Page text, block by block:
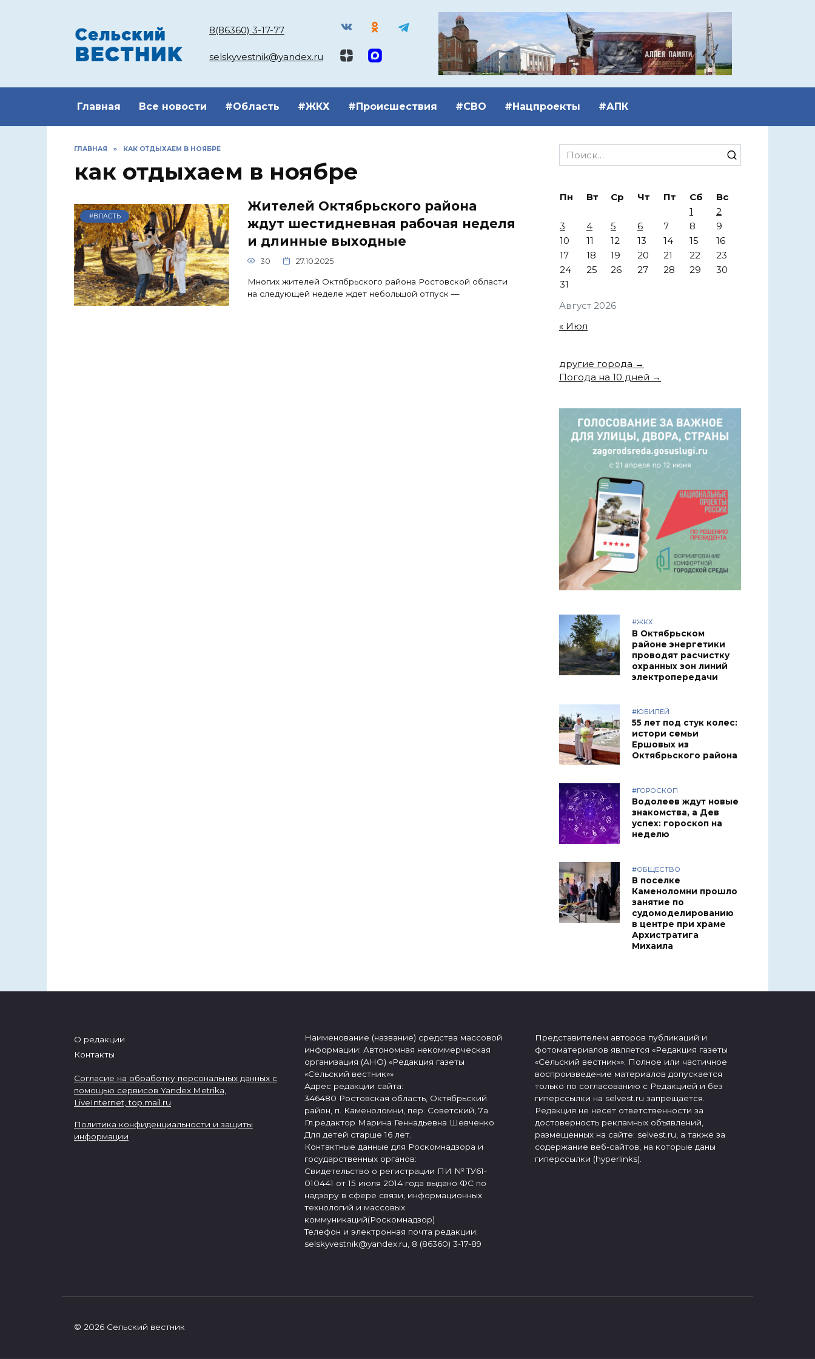
8(86360) 3-17-77
selskyvestnik@yandex.ru
Главная Все новости #Область #ЖКХ #Происшествия #СВО #Нацпроекты #АПК
ГЛАВНАЯ » КАК ОТДЫХАЕМ В НОЯБРЕ
как отдыхаем в ноябре
#ВЛАСТЬ
Жителей Октябрьского района
ждут шестидневная рабочая неделя
и длинные выходные
30 27.10.2025
Многих жителей Октябрьского района Ростовской области
на следующей неделе ждет небольшой отпуск —
Search
for:
Август 2026
Пн Вт Ср Чт Пт Сб
Вс
1
2
3
4 5 6 7 8
9
10
11 12 13 14 15
16
17
18 19 20 21 22
23
24
25 26 27 28 29
30
31
« Июл
другие города →
Погода на 10 дней →
#ЖКХ
В Октябрьском
районе энергетики
проводят расчистку
охранных зон линий
электропередачи
#ЮБИЛЕЙ
55 лет под стук колес:
истори семьи
Ершовых из
Октябрьского района
#ГОРОСКОП
Водолеев ждут новые
знакомства, а Дев
успех: гороскоп на
неделю
#ОБЩЕСТВО
В поселке
Каменоломни прошло
занятие по
судомоделированию
в центре при храме
Архистратига
Михаила
О редакции
Контакты
Согласие на обработку персональных данных с
помощью сервисов Yandex.Metrika,
LiveInternet,top.mail.ru
Политика конфиденциальности и защиты
информации
Наименование (название) средства массовой
информации: Автономная некоммерческая
организация (АНО) «Редакция газеты
«Сельский вестник»»
Адрес редакции сайта:
346480 Ростовская область, Октябрьский
район, п. Каменоломни, пер. Советский, 7а
Гл.редактор Марина Геннадьевна Шевченко
Для детей старше 16 лет.
Контактные данные для Роскомнадзора и
государственных органов:
Свидетельство о регистрации ПИ № ТУ61-
010441 от 15 июля 2014 года выдано ФС по
надзору в сфере связи, информационных
технологий и массовых
коммуникаций(Роскомнадзор)
Телефон и электронная почта редакции:
selskyvestnik@yandex.ru, 8 (86360) 3-17-89
Представителем авторов публикаций и
фотоматериалов является «Редакция газеты
«Сельский вестник»». Полное или частичное
воспроизведение материалов допускается
только по согласованию с Редакцией и без
гиперссылки на selvest.ru запрещается.
Редакция не несет ответственности за
достоверность рекламных объявлений,
размещенных на сайте: selvest.ru, а также за
содержание веб-сайтов, на которые даны
гиперссылки (hyperlinks).
© 2026 Сельский вестник